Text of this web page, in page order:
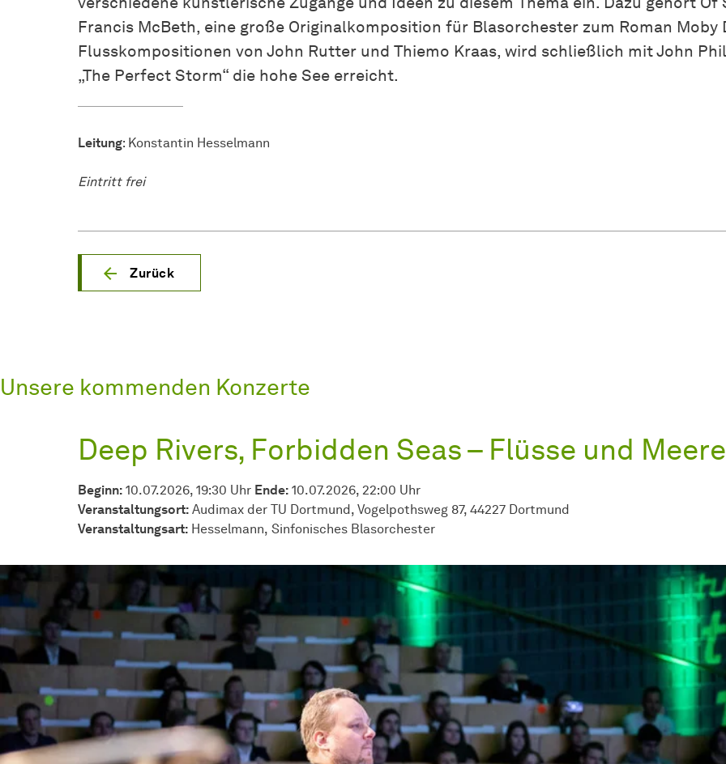
Francis McBeth, eine große Originalkomposition für Blasorchester zum Roman Moby
Flusskompositionen von John Rutter und Thiemo Kraas, wird schließlich mit John
„The Perfect Storm“ die hohe See erreicht.
Leitung: Konstantin Hesselmann
Eintritt frei
Zurück
Unsere kommenden Konzerte
Deep Rivers, Forbidden Seas – Flüsse und
Beginn: 10.07.2026, 19:30 Uhr Ende: 10.07.2026, 22:00 Uhr
Veranstaltungsort: Audimax der TU Dortmund, Vogelpothsweg 87, 44227 Dortmund
Veran­stal­tungs­art: Hesselmann Sinfonisches Blasorchester